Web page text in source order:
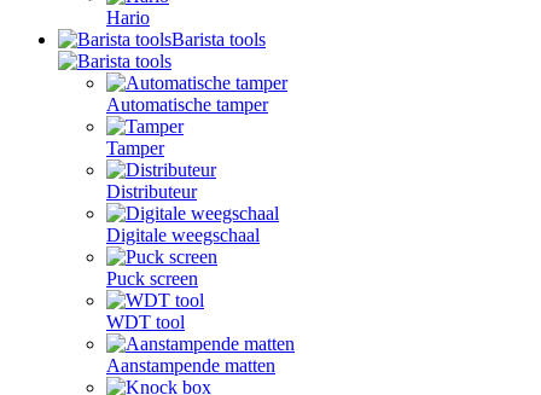
Hario
Barista tools
Automatische tamper
Tamper
Distributeur
Digitale weegschaal
Puck screen
WDT tool
Aanstampende matten